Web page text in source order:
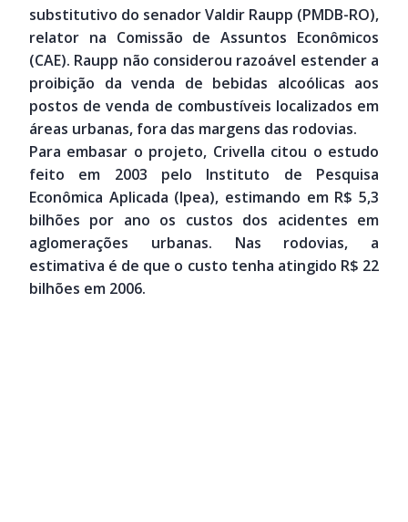
substitutivo do senador Valdir Raupp (PMDB-RO),
relator na Comissão de Assuntos Econômicos
(CAE). Raupp não considerou razoável estender a
proibição da venda de bebidas alcoólicas aos
postos de venda de combustíveis localizados em
áreas urbanas, fora das margens das rodovias.
Para embasar o projeto, Crivella citou o estudo
feito em 2003 pelo Instituto de Pesquisa
Econômica Aplicada (Ipea), estimando em R$ 5,3
bilhões por ano os custos dos acidentes em
aglomerações urbanas. Nas rodovias, a
estimativa é de que o custo tenha atingido R$ 22
bilhões em 2006.